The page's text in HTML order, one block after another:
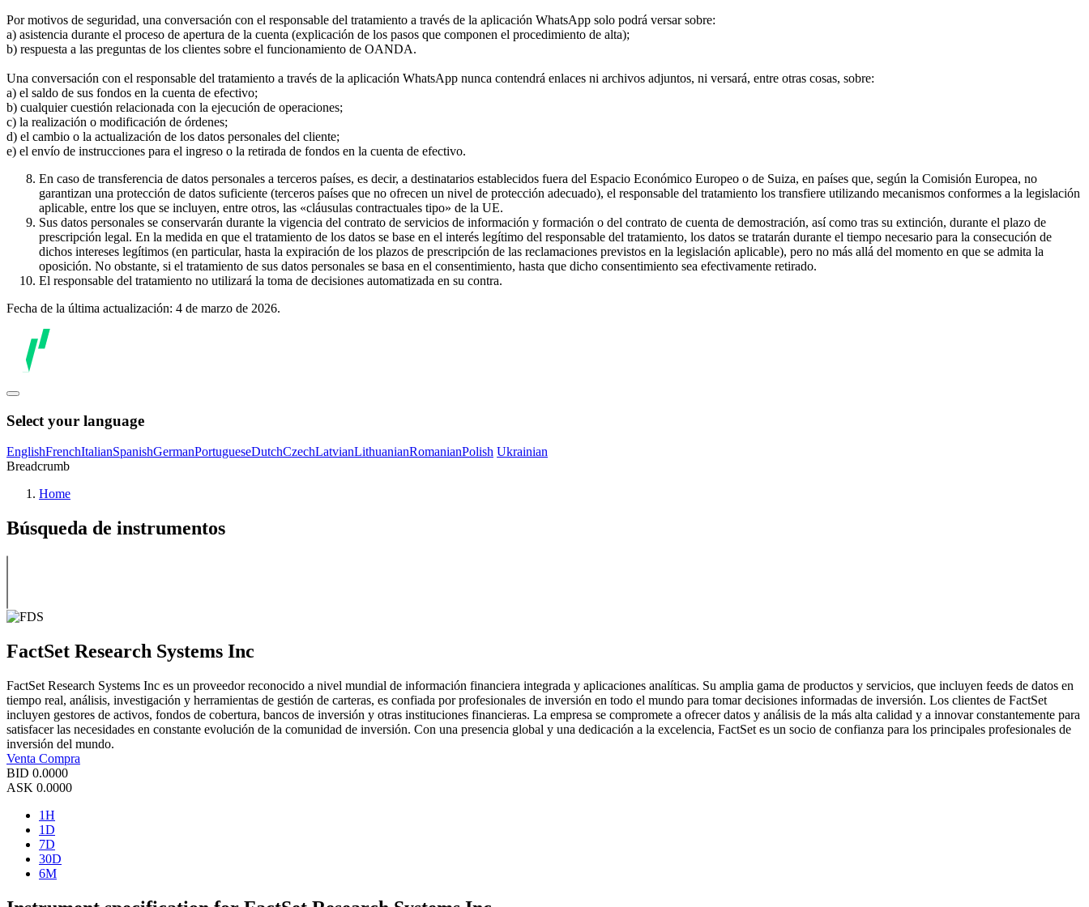
Por motivos de seguridad, una conversación con el responsable del tratamiento a través de la aplicación WhatsApp solo podrá versar sobre:
a) asistencia durante el proceso de apertura de la cuenta (explicación de los pasos que componen el procedimiento de alta);
b) respuesta a las preguntas de los clientes sobre el funcionamiento de OANDA.
Una conversación con el responsable del tratamiento a través de la aplicación WhatsApp nunca contendrá enlaces ni archivos adjuntos, ni versará, entre otras cosas, sobre:
a) el saldo de sus fondos en la cuenta de efectivo;
b) cualquier cuestión relacionada con la ejecución de operaciones;
c) la realización o modificación de órdenes;
d) el cambio o la actualización de los datos personales del cliente;
e) el envío de instrucciones para el ingreso o la retirada de fondos en la cuenta de efectivo.
En caso de transferencia de datos personales a terceros países, es decir, a destinatarios establecidos fuera del Espacio Económico Europeo o de Suiza, en países que, según la Comisión Europea, no
garantizan una protección de datos suficiente (terceros países que no ofrecen un nivel de protección adecuado), el responsable del tratamiento los transfiere utilizando mecanismos conformes a la legislación
aplicable, entre los que se incluyen, entre otros, las «cláusulas contractuales tipo» de la UE.
Sus datos personales se conservarán durante la vigencia del contrato de servicios de información y formación o del contrato de cuenta de demostración, así como tras su extinción, durante el plazo de
prescripción legal. En la medida en que el tratamiento de los datos se base en el interés legítimo del responsable del tratamiento, los datos se tratarán durante el tiempo necesario para la consecución de
dichos intereses legítimos (en particular, hasta la expiración de los plazos de prescripción de las reclamaciones previstos en la legislación aplicable), pero no más allá del momento en que se admita la
oposición. No obstante, si el tratamiento de sus datos personales se basa en el consentimiento, hasta que dicho consentimiento sea efectivamente retirado.
El responsable del tratamiento no utilizará la toma de decisiones automatizada en su contra.
Fecha de la última actualización: 4 de marzo de 2026.
Select your language
EnglishFrenchItalianSpanishGermanPortugueseDutchCzechLatvianLithuanianRomanianPolish Ukrainian
Breadcrumb
Home
Búsqueda de instrumentos
FactSet Research Systems Inc
FactSet Research Systems Inc es un proveedor reconocido a nivel mundial de información financiera integrada y aplicaciones analíticas. Su amplia gama de productos y servicios, que incluyen feeds de datos en
tiempo real, análisis, investigación y herramientas de gestión de carteras, es confiada por profesionales de inversión en todo el mundo para tomar decisiones informadas de inversión. Los clientes de FactSet
incluyen gestores de activos, fondos de cobertura, bancos de inversión y otras instituciones financieras. La empresa se compromete a ofrecer datos y análisis de la más alta calidad y a innovar constantemente para
satisfacer las necesidades en constante evolución de la comunidad de inversión. Con una presencia global y una dedicación a la excelencia, FactSet es un socio de confianza para los principales profesionales de
inversión del mundo.
Venta Compra
BID 0.0000
ASK 0.0000
1H
1D
7D
30D
6M